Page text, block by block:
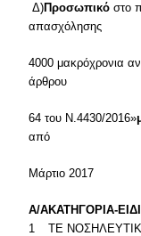
Δ)Προσωπικό στο
απασχόλησης
4000 μακρόχρονια
άρθρου
64 του Ν.4430/2016»
από
Μάρτιο 2017
A/AΚΑΤΗΓΟΡΙΑ-
1
ΤΕ